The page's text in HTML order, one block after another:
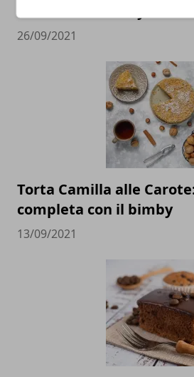
26/09/2021
Torta Camilla alle
completa con il bimby
13/09/2021